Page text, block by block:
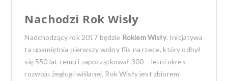
Nachodzi Rok Wisły
Nadchodzący rok 2017 będzie Rokiem Wisły. Inicjatywa
ta upamiętnia pierwszy wolny flis na rzece, który odbył
się 550 lat temu i zapoczątkował 300 – letni okres
rozwoju żeglugi wiślanej. Rok Wisły jest zbiorem